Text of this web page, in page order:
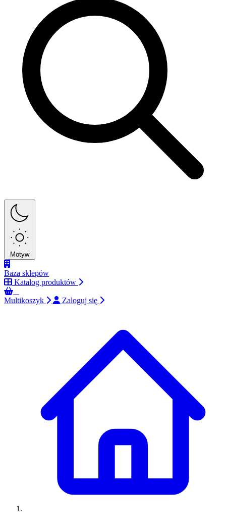
Motyw
Baza sklepów
Katalog produktów
Multikoszyk
Zaloguj się